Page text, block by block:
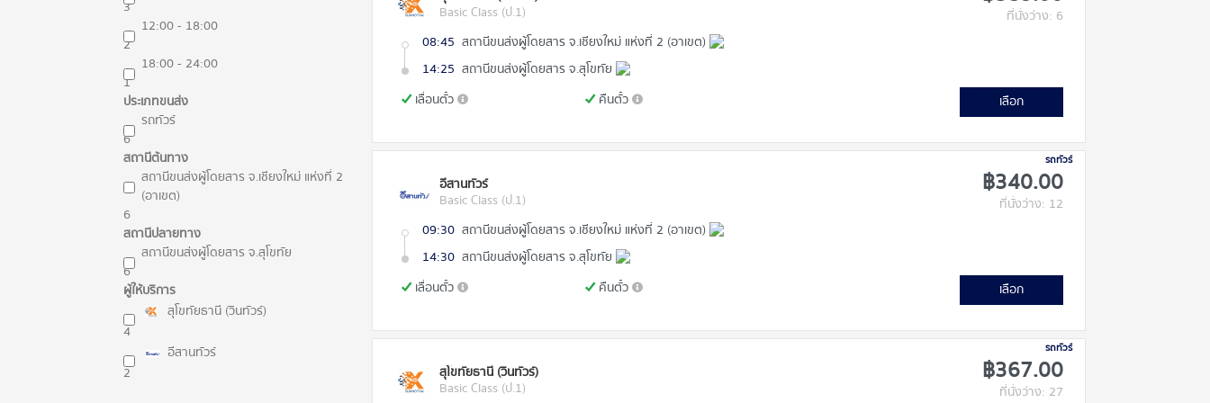
3
12:00 - 18:00
2
18:00 - 24:00
1
ประเภทขนส่ง
รถทัวร์
6
สถานีต้นทาง
สถานีขนส่งผู้โดยสาร จ.เชียงใหม่ แห่งที่ 2
(อาเขต)
6
สถานีปลายทาง
สถานีขนส่งผู้โดยสาร จ.สุโขทัย
6
ผู้ให้บริการ
สุโขทัยธานี (วินทัวร์)
4
อีสานทัวร์
2
Basic Class (ป.1)
ที่นั่งว่าง: 6
08:45 สถานีขนส่งผู้โดยสาร จ.เชียงใหม่ แห่งที่ 2 (อาเขต)
14:25 สถานีขนส่งผู้โดยสาร จ.สุโขทัย
เลื่อนตั๋ว
คืนตั๋ว เลือก
รถทัวร์
อีสานทัวร์
Basic Class (ป.1)
฿340.00
ที่นั่งว่าง: 12
09:30 สถานีขนส่งผู้โดยสาร จ.เชียงใหม่ แห่งที่ 2 (อาเขต)
14:30 สถานีขนส่งผู้โดยสาร จ.สุโขทัย
เลื่อนตั๋ว
คืนตั๋ว เลือก
รถทัวร์
สุโขทัยธานี (วินทัวร์)
Basic Class (ป.1)
฿367.00
ที่นั่งว่าง: 27